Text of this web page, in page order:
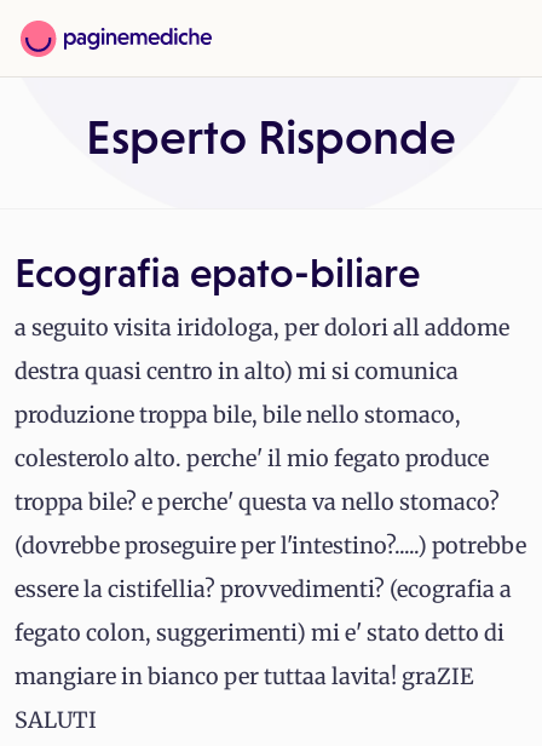
Esperto Risponde
Ecografia epato-biliare
a seguito visita iridologa, per dolori all addome
destra quasi centro in alto) mi si comunica
produzione troppa bile, bile nello stomaco,
colesterolo alto. perche' il mio fegato produce
troppa bile? e perche' questa va nello stomaco?
(dovrebbe proseguire per l'intestino?.....) potrebbe
essere la cistifellia? provvedimenti? (ecografia a
fegato colon, suggerimenti) mi e' stato detto di
mangiare in bianco per tuttaa lavita! graZIE
SALUTI